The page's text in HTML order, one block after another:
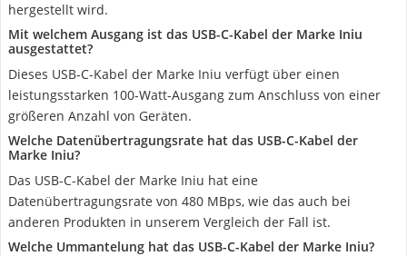
hergestellt wird.
Mit welchem Ausgang ist das USB-C-Kabel der Marke Iniu
ausgestattet?
Dieses USB-C-Kabel der Marke Iniu verfügt über einen
leistungsstarken 100-Watt-Ausgang zum Anschluss von einer
größeren Anzahl von Geräten.
Welche Datenübertragungsrate hat das USB-C-Kabel der
Marke Iniu?
Das USB-C-Kabel der Marke Iniu hat eine
Datenübertragungsrate von 480 MBps, wie das auch bei
anderen Produkten in unserem Vergleich der Fall ist.
Welche Ummantelung hat das USB-C-Kabel der Marke Iniu?